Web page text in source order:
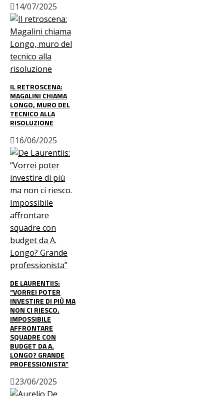
14/07/2025
IL RETROSCENA:
MAGALINI CHIAMA
LONGO, MURO DEL
TECNICO ALLA
RISOLUZIONE
16/06/2025
DE LAURENTIIS:
“VORREI POTER
INVESTIRE DI PIÙ MA
NON CI RIESCO.
IMPOSSIBILE
AFFRONTARE
SQUADRE CON
BUDGET DA A.
LONGO? GRANDE
PROFESSIONISTA”
23/06/2025